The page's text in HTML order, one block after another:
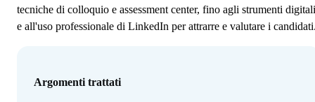
tecniche di colloquio e assessment center, fino agli strumenti digitali
e all'uso professionale di LinkedIn per attrarre e valutare i
Argomenti trattati